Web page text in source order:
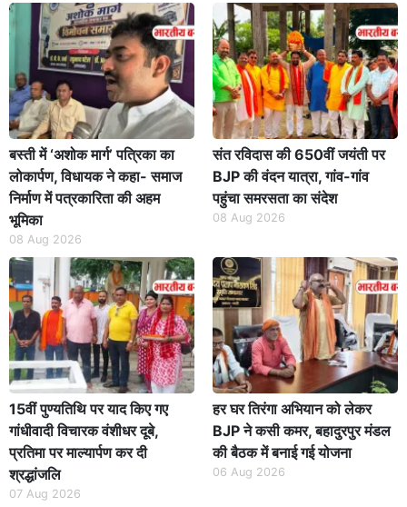
बस्ती में ‘अशोक मार्ग’ पत्रिका का
लोकार्पण, विधायक ने कहा- समाज
निर्माण में पत्रकारिता की अहम
भूमिका
08 Aug 2026
संत रविदास की 650वीं जयंती पर
BJP की वंदन यात्रा, गांव-गांव
पहुंचा समरसता का संदेश
08 Aug 2026
15वीं पुण्यतिथि पर याद किए गए
गांधीवादी विचारक वंशीधर दूबे,
प्रतिमा पर माल्यार्पण कर दी
श्रद्धांजलि
07 Aug 2026
हर घर तिरंगा अभियान को लेकर
BJP ने कसी कमर, बहादुरपुर मंडल
की बैठक में बनाई गई योजना
06 Aug 2026